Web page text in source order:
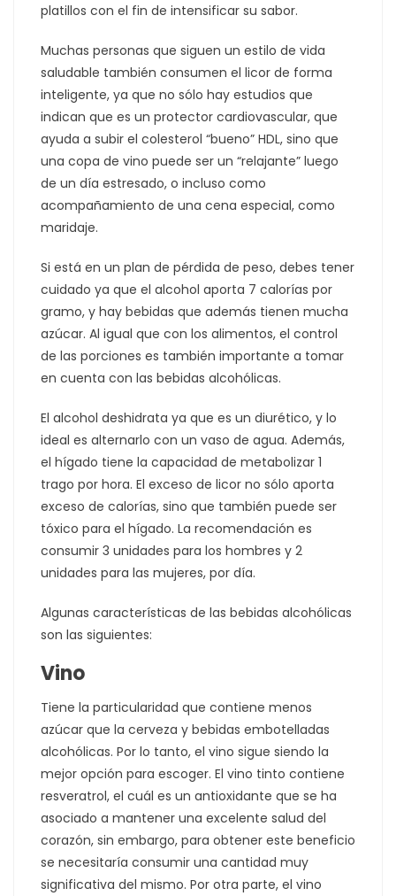
platillos con el fin de intensificar su sabor.
Muchas personas que siguen un estilo de vida
saludable también consumen el licor de forma
inteligente, ya que no sólo hay estudios que
indican que es un protector cardiovascular, que
ayuda a subir el colesterol “bueno” HDL, sino que
una copa de vino puede ser un “relajante” luego
de un día estresado, o incluso como
acompañamiento de una cena especial, como
maridaje.
Si está en un plan de pérdida de peso, debes tener
cuidado ya que el alcohol aporta 7 calorías por
gramo, y hay bebidas que además tienen mucha
azúcar. Al igual que con los alimentos, el control
de las porciones es también importante a tomar
en cuenta con las bebidas alcohólicas.
El alcohol deshidrata ya que es un diurético, y lo
ideal es alternarlo con un vaso de agua. Además,
el hígado tiene la capacidad de metabolizar 1
trago por hora. El exceso de licor no sólo aporta
exceso de calorías, sino que también puede ser
tóxico para el hígado. La recomendación es
consumir 3 unidades para los hombres y 2
unidades para las mujeres, por día.
Algunas características de las bebidas alcohólicas
son las siguientes:
Vino
Tiene la particularidad que contiene menos
azúcar que la cerveza y bebidas embotelladas
alcohólicas. Por lo tanto, el vino sigue siendo la
mejor opción para escoger. El vino tinto contiene
resveratrol, el cuál es un antioxidante que se ha
asociado a mantener una excelente salud del
corazón, sin embargo, para obtener este beneficio
se necesitaría consumir una cantidad muy
significativa del mismo. Por otra parte, el vino